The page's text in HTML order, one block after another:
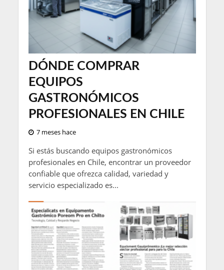
DÓNDE COMPRAR
EQUIPOS
GASTRONÓMICOS
PROFESIONALES EN CHILE
7 meses hace
Si estás buscando equipos gastronómicos
profesionales en Chile, encontrar un proveedor
confiable que ofrezca calidad, variedad y
servicio especializado es...